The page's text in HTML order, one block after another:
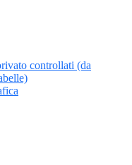
controllati (da